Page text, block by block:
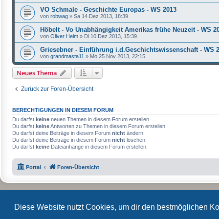
Diese Website nutzt Cookies, um dir den bestmöglichen
VO Schmale - Geschichte Europas - WS 2013
von robwag » Sa 14.Dez 2013, 18:39
Höbelt - Vo Unabhängigkeit Amerikas frühe Neuzeit - WS
von Oliver Heim » Di 10.Dez 2013, 15:39
Griesebner - Einführung i.d.Geschichtswissenschaft - WS
von grandmasta11 » Mo 25.Nov 2013, 22:15
Neues Thema
Zurück zur Foren-Übersicht
BERECHTIGUNGEN IN DIESEM FORUM
Du darfst keine neuen Themen in diesem Forum erstellen.
Du darfst keineAntworten zu Themen in diesem Forum erstellen.
Du darfst deine Beiträge in diesem Forum nicht ändern.
Du darfst deine Beiträge in diesem Forum nicht löschen.
Du darfst keine Dateianhänge in diesem Forum erstellen.
Portal Foren-Übersicht